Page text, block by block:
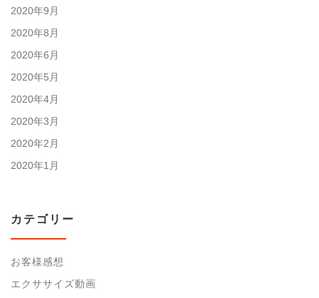
2020年9月
2020年8月
2020年6月
2020年5月
2020年4月
2020年3月
2020年2月
2020年1月
カテゴリー
お客様感想
エクササイズ動画